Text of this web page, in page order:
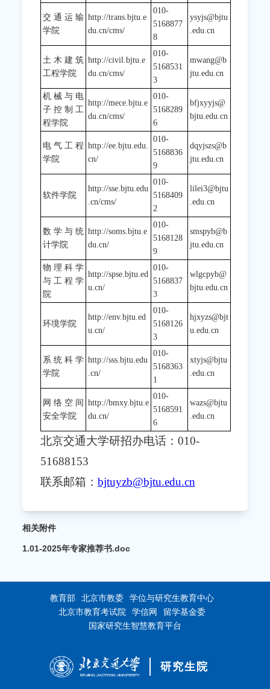
交通运输
学院
http://trans.bjtu.e
du.cn/cms/
010-
5168877
8
ysyjs@bjtu
.edu.cn
土木建筑
工程学院
http://civil.bjtu.e
du.cn/cms/
010-
5168531
3
mwang@b
jtu.edu.cn
机械与电
子控制工
程学院
http://mece.bjtu.e
du.cn/cms/
010-
5168289
6
bfjxyyjs@
bjtu.edu.cn
电气工程
学院
http://ee.bjtu.edu.
cn/
010-
5168836
9
dqyjszs@b
jtu.edu.cn
软件学院
http://sse.bjtu.edu
.cn/cms/
010-
5168409
2
lilei3@bjtu
.edu.cn
数学与统
计学院
http://soms.bjtu.e
du.cn/
010-
5168128
9
smspyb@b
jtu.edu.cn
物理科学
与工程学
院
http://spse.bjtu.ed
u.cn/
010-
5168837
3
wlgcpyb@
bjtu.edu.cn
环境学院
http://env.bjtu.ed
u.cn/
010-
5168126
3
hjxyzs@bjt
u.edu.cn
系统科学
学院
http://sss.bjtu.edu
.cn/
010-
5168363
1
xtyjs@bjtu
.edu.cn
网络空间
安全学院
http://bmxy.bjtu.e
du.cn/
010-
5168591
6
wazs@bjtu
.edu.cn
北京交通大学研招办电话：010-
51688153
联系邮箱： bjtuyzb@bjtu.edu.cn
相关附件
1.01-2025年专家推荐书.doc
教育部 北京市教委
学位与研究生教育中心
北京市教育考试院
学信网
留学基金委
国家研究生智慧教育平台
研究生院